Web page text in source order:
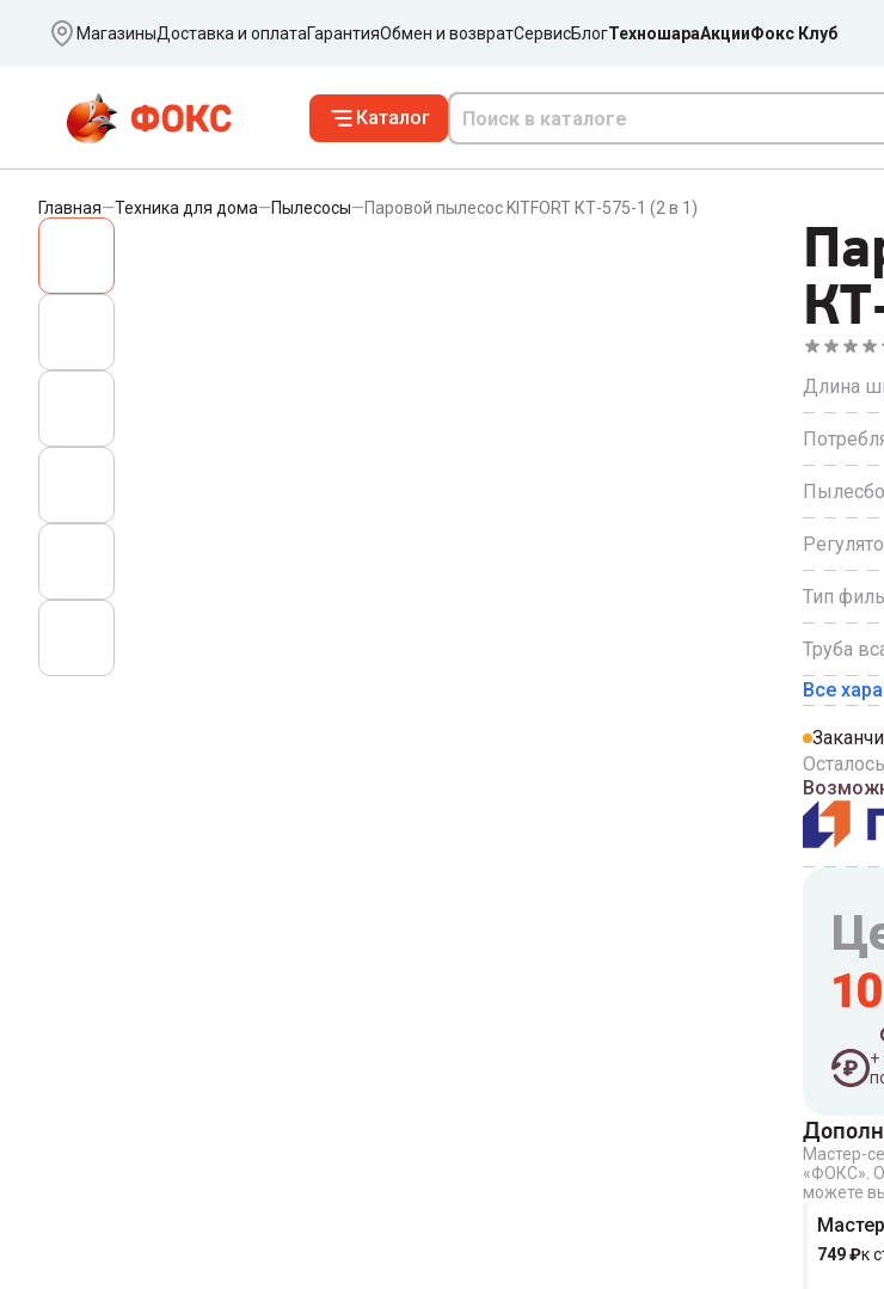
Ваш город
МагазиныДоставка и оплатаГарантияОбмен и возвратСервисБлогТехношараАкцииФокс Клуб
Каталог
Главная—Техника для дома—Пылесосы—Паровой пылесос KITFORT КТ-575-1 (2 в 1)
Длина
Тип
Труба
Все
+
Мастер-
«ФОКС».
можете
749₽к